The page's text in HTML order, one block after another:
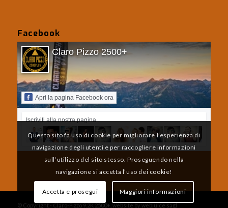
Facebook
Claro Pizzo 2500+
Apri la pagina Facebook ora
Iscriviti alla nostra pagina
© Copyright - Claro-Pizzo 9.2K 2500+, website by webjuice sagl
Questo sito fa uso di cookie per migliorare l’esperienza di
navigazione degli utenti e per raccogliere informazioni
sull’utilizzo del sito stesso. Proseguendo nella
navigazione si accetta l’uso dei cookie!
Accetta e prosegui Maggiori informazioni